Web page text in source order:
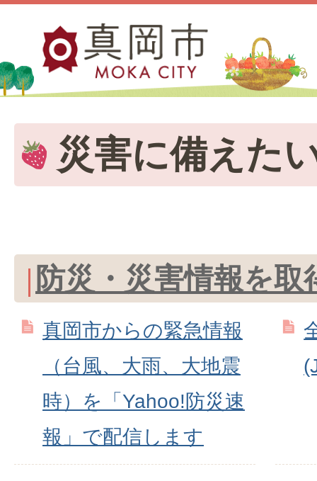
災害に備えた
防災・災害情報を取
真岡市からの緊急情報
（台風、大雨、大地震
時）を「Yahoo!防災速
報」で配信します